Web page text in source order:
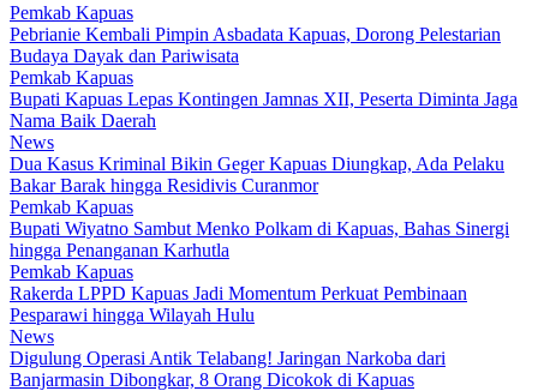
Pemkab Kapuas
Pebrianie Kembali Pimpin Asbadata Kapuas, Dorong Pelestarian
Budaya Dayak dan Pariwisata
Pemkab Kapuas
Bupati Kapuas Lepas Kontingen Jamnas XII, Peserta Diminta Jaga
Nama Baik Daerah
News
Dua Kasus Kriminal Bikin Geger Kapuas Diungkap, Ada Pelaku
Bakar Barak hingga Residivis Curanmor
Pemkab Kapuas
Bupati Wiyatno Sambut Menko Polkam di Kapuas, Bahas Sinergi
hingga Penanganan Karhutla
Pemkab Kapuas
Rakerda LPPD Kapuas Jadi Momentum Perkuat Pembinaan
Pesparawi hingga Wilayah Hulu
News
Digulung Operasi Antik Telabang! Jaringan Narkoba dari
Banjarmasin Dibongkar, 8 Orang Dicokok di Kapuas